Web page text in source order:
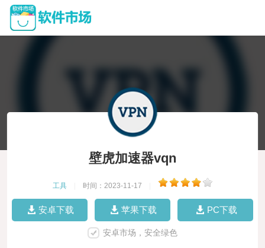
壁虎加速器vqn
工具 时间：2023-11-17
安卓下载 苹果下载 PC下载
安卓市场，安全绿色